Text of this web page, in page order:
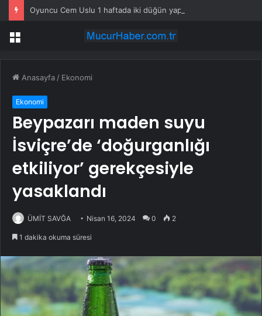
Oyuncu Cem Uslu 1 haftada iki düğün yaptı
Menü
Anasayfa / Ekonomi
Ekonomi
Beypazarı maden suyu
İsviçre’de ‘doğurganlığı
etkiliyor’ gerekçesiyle
yasaklandı
ÜMİT SAVĞA Nisan 16, 2024 0 2
1 dakika okuma süresi